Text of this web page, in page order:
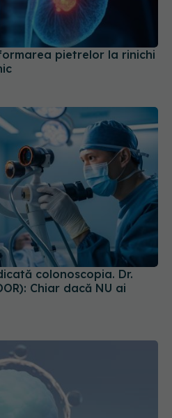
colonoscopia. Dr.
Chiar dacă NU ai